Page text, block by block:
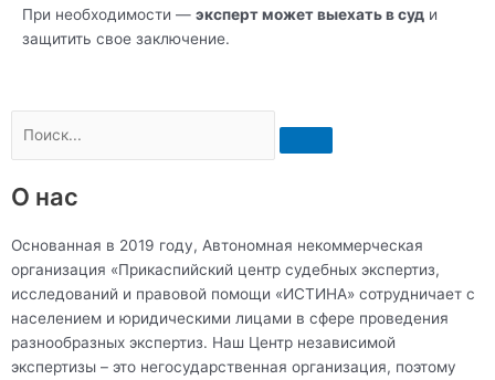
При необходимости — эксперт может выехать в суд и
защитить свое заключение.
О нас
Основанная в 2019 году, Автономная некоммерческая
организация «Прикаспийский центр судебных экспертиз,
исследований и правовой помощи «ИСТИНА» сотрудничает с
населением и юридическими лицами в сфере проведения
разнообразных экспертиз. Наш Центр независимой
экспертизы – это негосударственная организация, поэтому